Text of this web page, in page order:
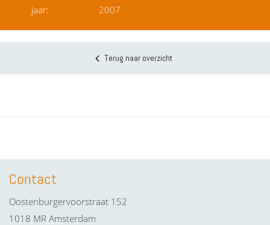
jaar:
2007
Terug naar overzicht
Contact
Oostenburgervoorstraat 152
1018 MR Amsterdam